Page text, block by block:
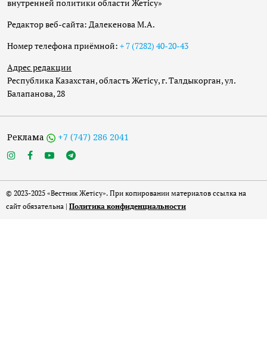
внутренней политики области Жетісу»
Редактор веб-сайта: Далекенова М.А.
Номер телефона приёмной: + 7 (7282) 40-20-43
Адрес редакции
Республика Казахстан, область Жетісу, г. Талдыкорган, ул.
Балапанова, 28
Реклама +7 (747) 286 2041
© 2023-2025 «Вестник Жетісу». При копировании материалов ссылка на
сайт обязательна | Политика конфиденциальности